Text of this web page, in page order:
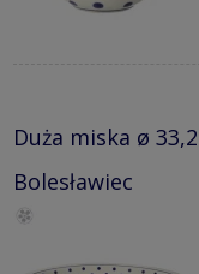
Duża miska ø
Bolesławiec